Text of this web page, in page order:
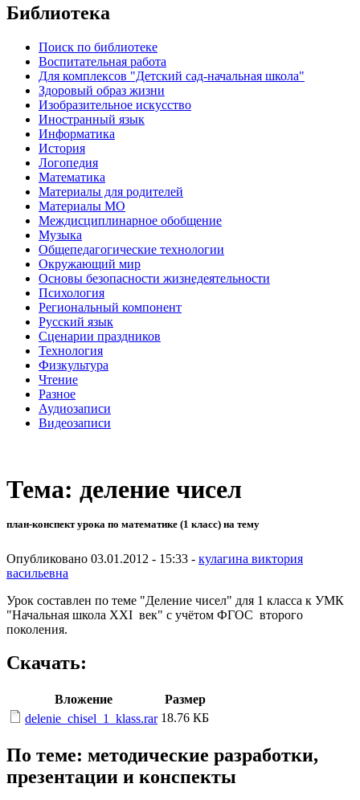
Библиотека
Поиск по библиотеке
Воспитательная работа
Для комплексов "Детский сад-начальная школа"
Здоровый образ жизни
Изобразительное искусство
Иностранный язык
Информатика
История
Логопедия
Математика
Материалы для родителей
Материалы МО
Междисциплинарное обобщение
Музыка
Общепедагогические технологии
Окружающий мир
Основы безопасности жизнедеятельности
Психология
Региональный компонент
Русский язык
Сценарии праздников
Технология
Физкультура
Чтение
Разное
Аудиозаписи
Видеозаписи
Тема: деление чисел
план-конспект урока по математике (1 класс) на тему
Опубликовано 03.01.2012 - 15:33 - кулагина виктория
васильевна
Урок составлен по теме "Деление чисел" для 1 класса к УМК
"Начальная школа XXI век" с учётом ФГОС второго
поколения.
Скачать:
Вложение
Размер
delenie_chisel_1_klass.rar 18.76 КБ
По теме: методические разработки,
презентации и конспекты